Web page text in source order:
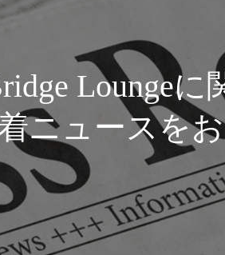
ridge Loungeに
ュースをお届